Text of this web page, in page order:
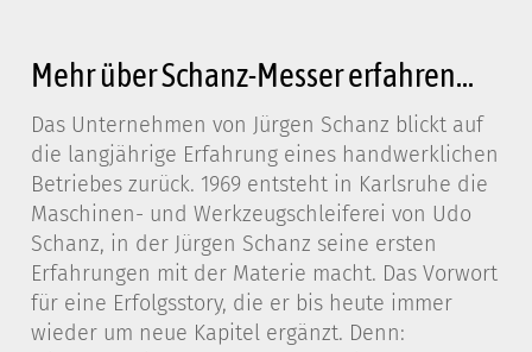
Mehr über Schanz-Messer erfahren...
Das Unternehmen von Jürgen Schanz blickt auf
die langjährige Erfahrung eines handwerklichen
Betriebes zurück. 1969 entsteht in Karlsruhe die
Maschinen- und Werkzeugschleiferei von Udo
Schanz, in der Jürgen Schanz seine ersten
Erfahrungen mit der Materie macht. Das Vorwort
für eine Erfolgsstory, die er bis heute immer
wieder um neue Kapitel ergänzt. Denn: